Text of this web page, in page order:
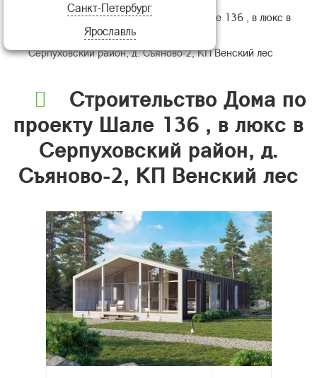
Санкт-Петербург
Ярославль
Строительство Дома по проекту Шале 136 , в люкс в
Серпуховский район, д. Съяново-2, КП Венский лес
Строительство Дома по
проекту Шале 136 , в люкс в
Серпуховский район, д.
Съяново-2, КП Венский лес